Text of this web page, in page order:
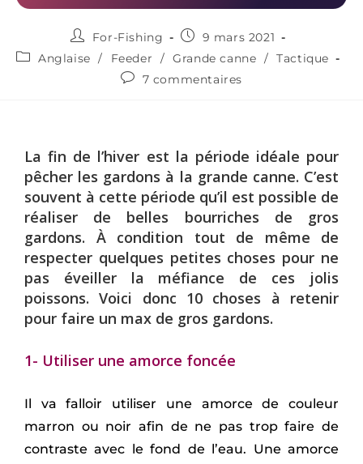
For-Fishing
9 mars 2021
Anglaise / Feeder / Grande canne / Tactique
7 commentaires
La fin de l’hiver est la période idéale pour
pêcher les gardons à la grande canne. C’est
souvent à cette période qu’il est possible de
réaliser de belles bourriches de gros
gardons. Àcondition tout de même de
respecter quelques petites choses pour ne
pas éveiller la méfiance de ces jolis
poissons. Voici donc 10 choses à retenir
pour faire un max de gros gardons.
1- Utiliser une amorce foncée
Il va falloir utiliser une amorce de couleur
marron ou noir afin de ne pas trop faire de
contraste avec le fond de l’eau. Une amorce